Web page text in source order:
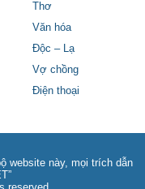
Thơ
Văn hóa
Độc – Lạ
Vợ chồng
Điện thoại
website này, mọi trích dẫn